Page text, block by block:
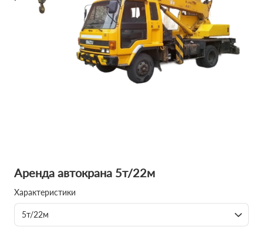
Аренда автокрана 5т/22м
Характеристики
5т/22м